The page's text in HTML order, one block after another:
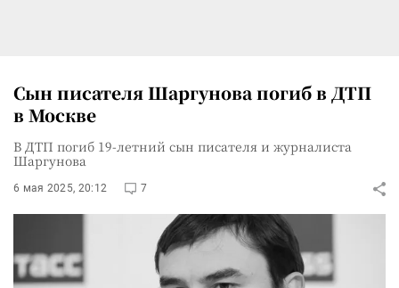
Сын писателя Шаргунова погиб в ДТП
в Москве
В ДТП погиб 19-летний сын писателя и журналиста
Шаргунова
6 мая 2025, 20:12 7